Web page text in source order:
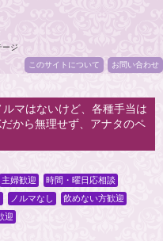
ージ
このサイトについて
お問い合わせ
マはないけど、各種手当は
から無理せず、アナタのペ
主婦歓迎
時間・曜日応相談
ノルマなし
飲めない方歓迎
迎